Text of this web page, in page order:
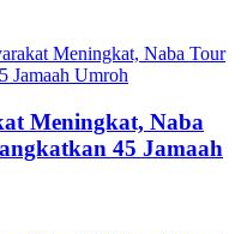
Meningkat, Naba
45 Jamaah